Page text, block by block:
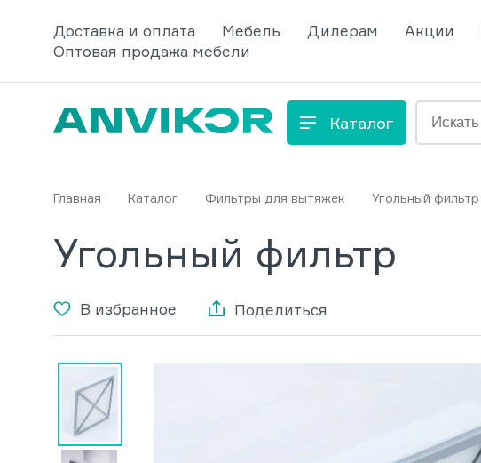
Доставка и оплата Мебель Дилерам Акции
Оптовая продажа мебели
Каталог
Главная Каталог Фильтры для вытяжек Угольный фильтр
Угольный фильтр
В избранное Поделиться